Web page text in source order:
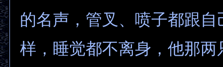
的名声，管叉、喷子都跟自
样，睡觉都不离身，他那两